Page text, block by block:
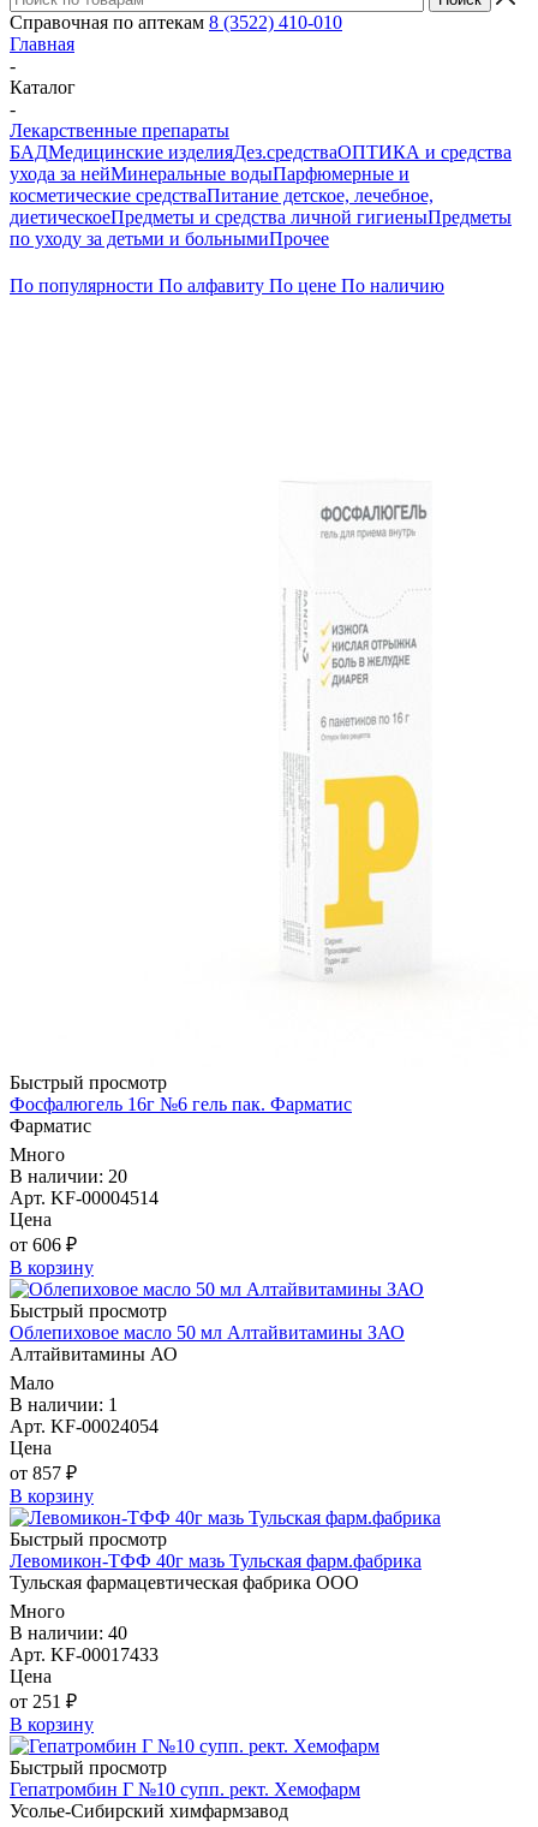
Справочная по аптекам 8 (3522) 410-010
Главная
-
Каталог
-
Лекарственные препараты
БАДМедицинские изделияДез.средстваОПТИКА и средства
ухода за нейМинеральные водыПарфюмерные и
косметические средстваПитание детское, лечебное,
диетическоеПредметы и средства личной гигиеныПредметы
по уходу за детьми и больнымиПрочее
По популярности По алфавиту По цене По наличию
Быстрый просмотр
Фосфалюгель 16г №6 гель пак. Фарматис
Фарматис
Много
В наличии: 20
Арт. KF-00004514
Цена
от 606 ₽
В корзину
Быстрый просмотр
Облепиховое масло 50 мл Алтайвитамины ЗАО
Алтайвитамины АО
Мало
В наличии: 1
Арт. KF-00024054
Цена
от 857 ₽
В корзину
Быстрый просмотр
Левомикон-ТФФ 40г мазь Тульская фарм.фабрика
Тульская фармацевтическая фабрика ООО
Много
В наличии: 40
Арт. KF-00017433
Цена
от 251 ₽
В корзину
Быстрый просмотр
Гепатромбин Г №10 супп. рект. Хемофарм
Усолье-Сибирский химфармзавод